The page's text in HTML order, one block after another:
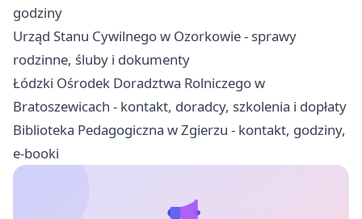
godziny
Urząd Stanu Cywilnego w Ozorkowie - sprawy
rodzinne, śluby i dokumenty
Łódzki Ośrodek Doradztwa Rolniczego w
Bratoszewicach - kontakt, doradcy, szkolenia i dopłaty
Biblioteka Pedagogiczna w Zgierzu - kontakt, godziny,
e-booki